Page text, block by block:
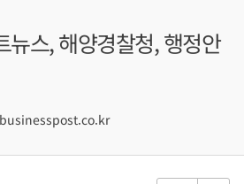
뉴스, 해양경찰청, 행정안